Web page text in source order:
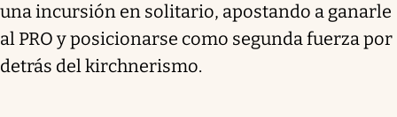
una incursión en solitario, apostando a ganarle
al PRO y posicionarse como segunda fuerza por
detrás del kirchnerismo.